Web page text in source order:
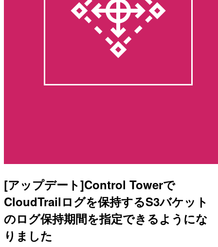
[アップデート]Control Towerで
CloudTrailログを保持するS3バケット
のログ保持期間を指定できるようにな
りました